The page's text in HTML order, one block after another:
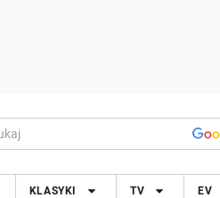
KLASYKI TV EV